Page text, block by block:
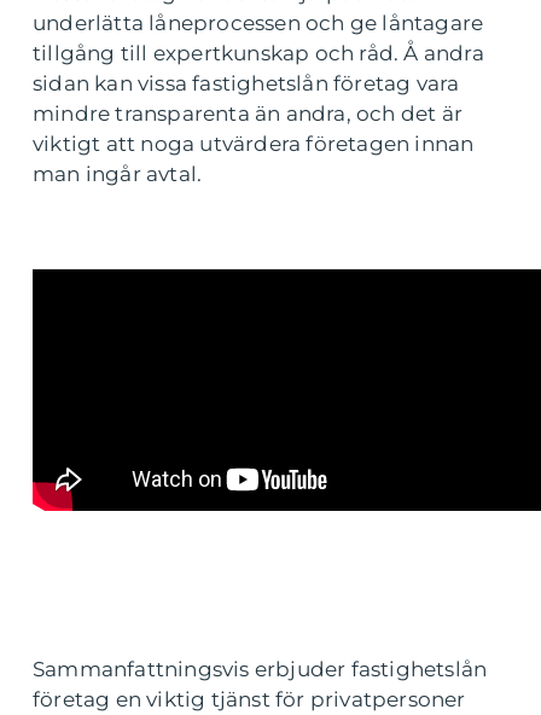
underlätta låneprocessen och ge låntagare
tillgång till expertkunskap och råd. Å andra
sidan kan vissa fastighetslån företag vara
mindre transparenta än andra, och det är
viktigt att noga utvärdera företagen innan
man ingår avtal.
Sammanfattningsvis erbjuder fastighetslån
företag en viktig tjänst för privatpersoner